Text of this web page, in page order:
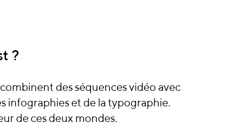
?
des séquences vidéo avec
infographies et de la typographie.
de ces deux mondes.